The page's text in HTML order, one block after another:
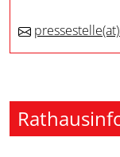
pressestelle(at)